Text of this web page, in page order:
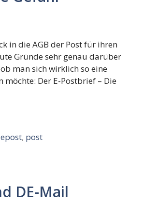
in die AGB der Post für ihren
Gründe sehr genau darüber
man sich wirklich so eine
möchte: Der E-Postbrief – Die
epost, post
DE-Mail